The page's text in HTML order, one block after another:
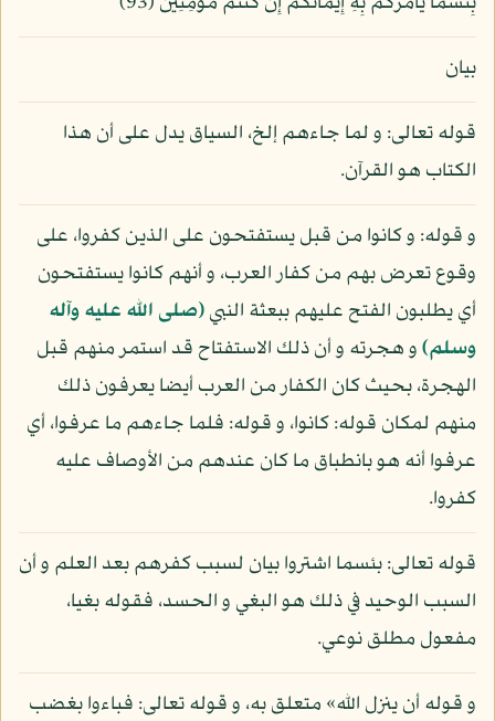
بيان
قوله تعالى: و لما جاءهم إلخ، السياق يدل على أن هذا
الكتاب هو القرآن.
و قوله: و كانوا من قبل يستفتحون على الذين كفروا، على
وقوع تعرض بهم من كفار العرب، و أنهم كانوا يستفتحون
أي يطلبون الفتح عليهم ببعثة النبي(صلى الله عليه وآله
وسلم)و هجرته و أن ذلك الاستفتاح قد استمر منهم قبل
الهجرة، بحيث كان الكفار من العرب أيضا يعرفون ذلك
منهم لمكان قوله: كانوا، و قوله: فلما جاءهم ما عرفوا، أي
عرفوا أنه هو بانطباق ما كان عندهم من الأوصاف عليه
كفروا.
قوله تعالى: بئسما اشتروا بيان لسبب كفرهم بعد العلم و أن
السبب الوحيد في ذلك هو البغي و الحسد، فقوله بغيا،
مفعول مطلق نوعي.
و قوله أن ينزل الله» متعلق به، و قوله تعالى: فباءوا بغضب